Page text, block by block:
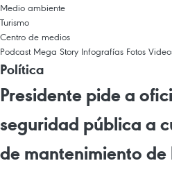
Medio ambiente
Turismo
Centro de medios
Podcast Mega Story Infografías Fotos
Política
Presidente pide a
seguridad pública a
de mantenimiento